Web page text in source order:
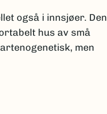
også i innsjøer. Den
hus av små
men